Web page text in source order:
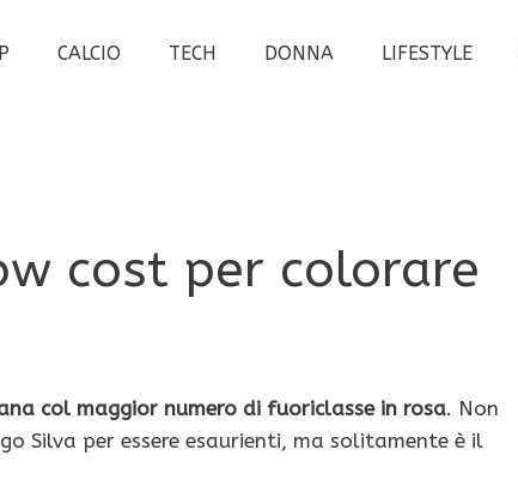
CALCIO TECH DONNA LIFESTYLE
cost per colorare
col maggior numero di fuoriclasse in rosa. Non
Silva per essere esaurienti, ma solitamente è il